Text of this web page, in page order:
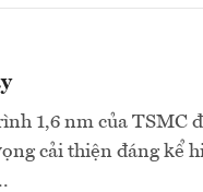
1,6 nm của TSMC
cải thiện đáng kể